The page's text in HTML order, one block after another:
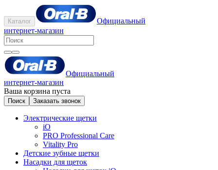
Каталог
Официальный
интернет-магазин
Официальный
интернет-магазин
Ваша корзина пуста
Поиск Заказать звонок
Электрические щетки
iO
PRO Professional Care
Vitality Pro
Детские зубные щетки
Насадки для щеток